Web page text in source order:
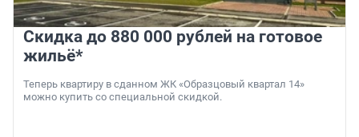
Скидка до 880 000 рублей на готовое
жильё*
Теперь квартиру в сданном ЖК «Образцовый квартал 14»
можно купить со специальной скидкой.